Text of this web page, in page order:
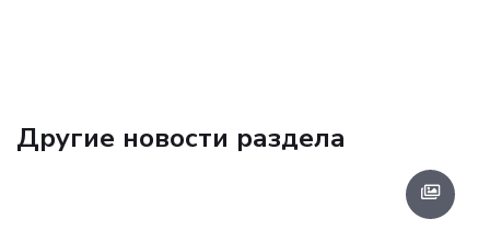
Другие новости раздела